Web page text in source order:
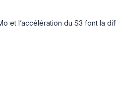
et l’accélération du S3 font la